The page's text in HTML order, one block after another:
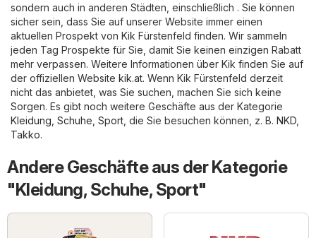
sondern auch in anderen Städten, einschließlich . Sie können
sicher sein, dass Sie auf unserer Website immer einen
aktuellen Prospekt von Kik Fürstenfeld finden. Wir sammeln
jeden Tag Prospekte für Sie, damit Sie keinen einzigen Rabatt
mehr verpassen. Weitere Informationen über Kik finden Sie auf
der offiziellen Website kik.at. Wenn Kik Fürstenfeld derzeit
nicht das anbietet, was Sie suchen, machen Sie sich keine
Sorgen. Es gibt noch weitere Geschäfte aus der Kategorie
Kleidung, Schuhe, Sport , die Sie besuchen können, z. B. NKD
Takko.
Andere Geschäfte aus der Kategorie
"Kleidung, Schuhe, Sport"